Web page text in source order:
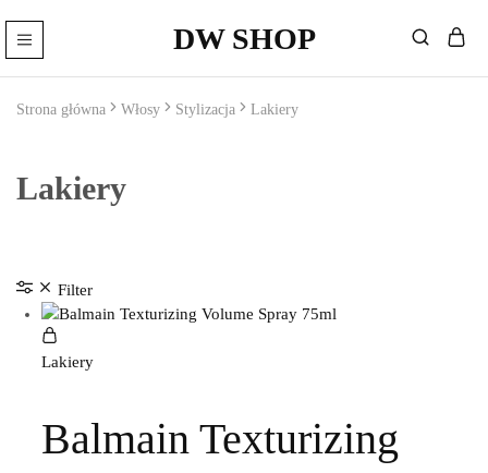
DW SHOP
Shop
Fryzjerskie
Sklep
–
Strona główna Włosy Stylizacja Lakiery
Lakiery
Filter
Lakiery
Balmain Texturizing